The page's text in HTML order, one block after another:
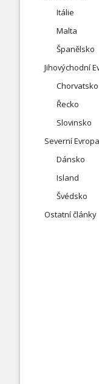
Itálie
Malta
Španělsko
Jihovýchodní
Chorvatsko
Řecko
Slovinsko
Severní Evropa
Dánsko
Island
Švédsko
Ostatní články